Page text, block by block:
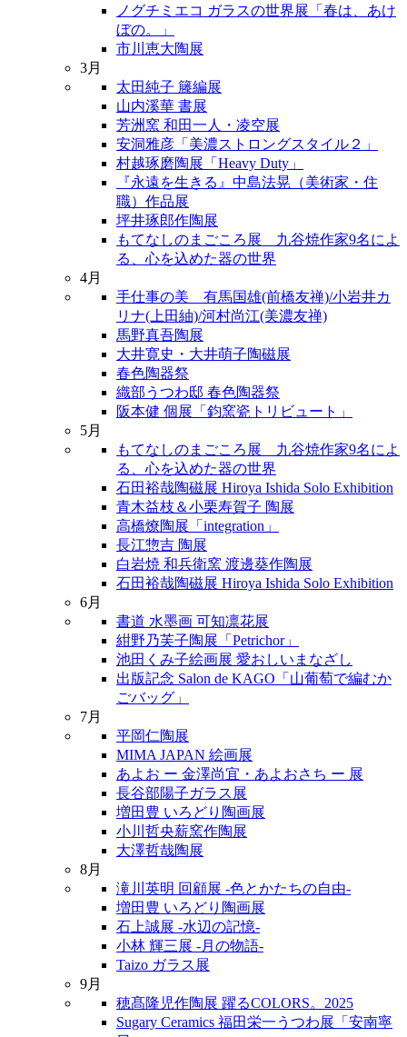
ノグチミエコ ガラスの世界展「春は、あけ
ぼの。」
市川恵大陶展
3月
太田純子 籐編展
山内溪華 書展
芳洲窯 和田一人・凌空展
安洞雅彦「美濃ストロングスタイル２」
村越琢磨陶展「Heavy Duty」
『永遠を生きる』中島法晃（美術家・住
職）作品展
坪井琢郎作陶展
もてなしのまごころ展 九谷焼作家9名によ
る、心を込めた器の世界
4月
手仕事の美 有馬国雄(前橋友禅)/小岩井カ
リナ(上田紬)/河村尚江(美濃友禅)
馬野真吾陶展
大井寛史・大井萌子陶磁展
春色陶器祭
織部うつわ邸 春色陶器祭
阪本健 個展「鈞窯瓷トリビュート」
5月
もてなしのまごころ展 九谷焼作家9名によ
る、心を込めた器の世界
石田裕哉陶磁展 Hiroya Ishida Solo Exhibition
青木益枝＆小栗寿賀子 陶展
高橋燎陶展「integration」
長江惣吉 陶展
白岩焼 和兵衛窯 渡邊葵作陶展
石田裕哉陶磁展 Hiroya Ishida Solo Exhibition
6月
書道 水墨画 可知凛花展
紺野乃芙子陶展「Petrichor」
池田くみ子絵画展 愛おしいまなざし
出版記念 Salon de KAGO「山葡萄で編むか
ごバッグ」
7月
平岡仁陶展
MIMA JAPAN 絵画展
あよお ー 金澤尚宜・あよおさち ー 展
長谷部陽子ガラス展
増田豊 いろどり陶画展
小川哲央薪窯作陶展
大澤哲哉陶展
8月
滝川英明 回顧展 -色とかたちの自由-
増田豊 いろどり陶画展
石上誠展 -水辺の記憶-
小林 輝三展 -月の物語-
Taizo ガラス展
9月
穂髙隆児作陶展 躍るCOLORS。2025
Sugary Ceramics 福田栄一うつわ展「安南寧